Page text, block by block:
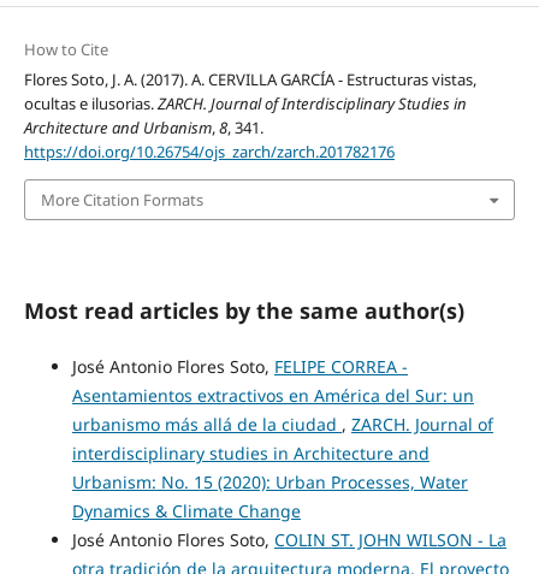
How to Cite
Flores Soto, J. A. (2017). A. CERVILLA GARCÍA - Estructuras vistas,
ocultas e ilusorias.ZARCH. Journal of Interdisciplinary Studies in
Architecture and Urbanism,8, 341.
https://doi.org/10.26754/ojs_zarch/zarch.201782176
More Citation Formats
Most read articles by the same author(s)
José Antonio Flores Soto, FELIPE CORREA -
Asentamientos extractivos en América del Sur: un
urbanismo más allá de la ciudad , ZARCH. Journal of
interdisciplinary studies in Architecture and
Urbanism: No. 15 (2020): Urban Processes, Water
Dynamics & Climate Change
José Antonio Flores Soto, COLIN ST. JOHN WILSON - La
otra tradición de la arquitectura moderna. El proyecto